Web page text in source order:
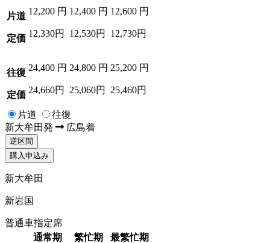
片道
定価
12,200 円
12,330円
12,400 円
12,530円
12,600 円
12,730円
往復
定価
24,400 円
24,660円
24,800 円
25,060円
25,200 円
25,460円
片道
往復
新大牟田発 広島着
逆区間
購入申込み
新大牟田
新岩国
普通車指定席
通常期
繁忙期 最繁忙期